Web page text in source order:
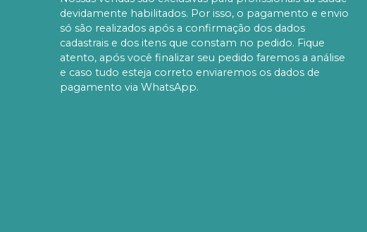
devidamente habilitados. Por isso, o pagamento e envio
só são realizados após a confirmação dos dados
cadastrais e dos itens que constam no pedido. Fique
atento, após você finalizar seu pedido faremos a análise
e caso tudo esteja correto enviaremos os dados de
pagamento via WhatsApp.